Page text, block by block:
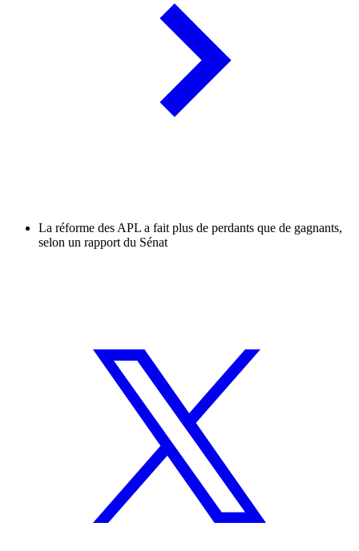
La réforme des APL a fait plus de perdants que de gagnants,
selon un rapport du Sénat